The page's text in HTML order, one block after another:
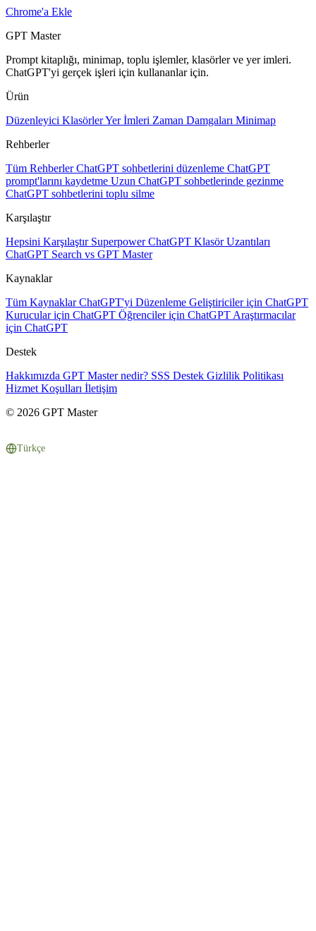
Chrome'a Ekle
GPT Master
Prompt kitaplığı, minimap, toplu işlemler, klasörler ve yer imleri.
ChatGPT'yi gerçek işleri için kullananlar için.
Ürün
Düzenleyici KlasörlerYer İmleri Zaman Damgaları Minimap
Rehberler
Tüm RehberlerChatGPT sohbetlerini düzenleme ChatGPT
prompt'larını kaydetme Uzun ChatGPT sohbetlerinde gezinme
ChatGPT sohbetlerini toplu silme
Karşılaştır
Hepsini Karşılaştır Superpower ChatGPT Klasör Uzantıları
ChatGPT Search vs GPT Master
Kaynaklar
Tüm KaynaklarChatGPT'yi Düzenleme Geliştiriciler için ChatGPT
Kurucular için ChatGPT Öğrenciler için ChatGPT Araştırmacılar
için ChatGPT
Destek
Hakkımızda GPT Master nedir? SSS Destek Gizlilik Politikası
Hizmet Koşulları İletişim
© 2026 GPT Master
Türkçe